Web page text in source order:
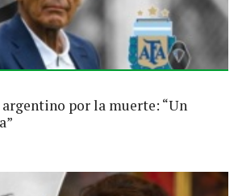
por la muerte: “Un